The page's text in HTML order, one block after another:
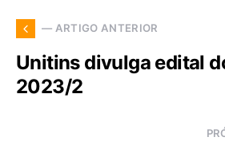
— ARTIGO ANTERIOR
Unitins divulga edital
2023/2